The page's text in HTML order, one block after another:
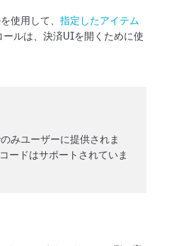
使用して、 指定したアイテム
ールは、決済UIを開くために使
みユーザーに提供されま
ードはサポートされていま